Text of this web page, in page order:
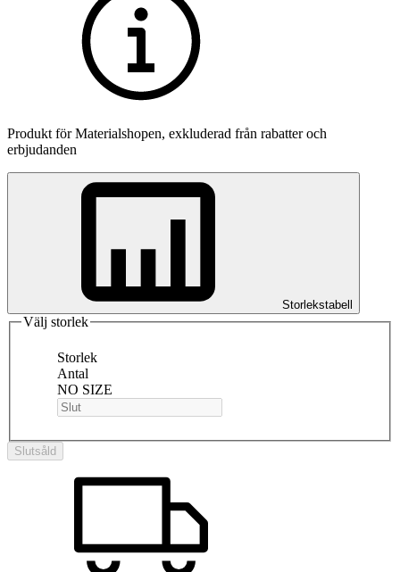
Produkt förMaterialshopen, exkluderad från rabatter och
erbjudanden
Storlekstabell
Välj storlek
Storlek
Antal
NO SIZE
Slutsåld